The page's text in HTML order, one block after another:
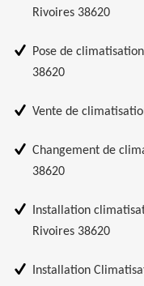
Rivoires 38620
Pose de
38620
Vente de
Changement de
38620
Installation
Rivoires 38620
Installation